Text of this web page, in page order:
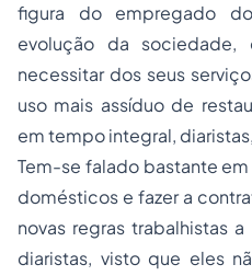
figura do empregado
evolução da
necessitar dos seus
uso mais assíduo de
em tempo integral,
Tem-se falado bastante
domésticos e fazer a
novas regras trabalhistas
diaristas, visto que eles